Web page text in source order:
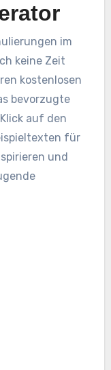
im
keine Zeit
kostenlosen
bevorzugte
auf den
für
und